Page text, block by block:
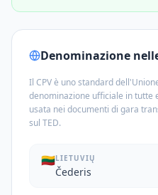
Denominazione
Il CPV è uno standard
denominazione ufficiale in tutte
usata nei documenti di gara
sul TED.
🇱🇹LIETUVIŲ
Čederis